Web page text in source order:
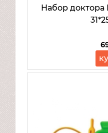
Набор доктора